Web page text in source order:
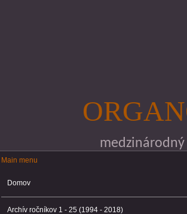
Main menu
Main menu
Domov
Archív ročníkov 1 - 25 (1994 - 2018)